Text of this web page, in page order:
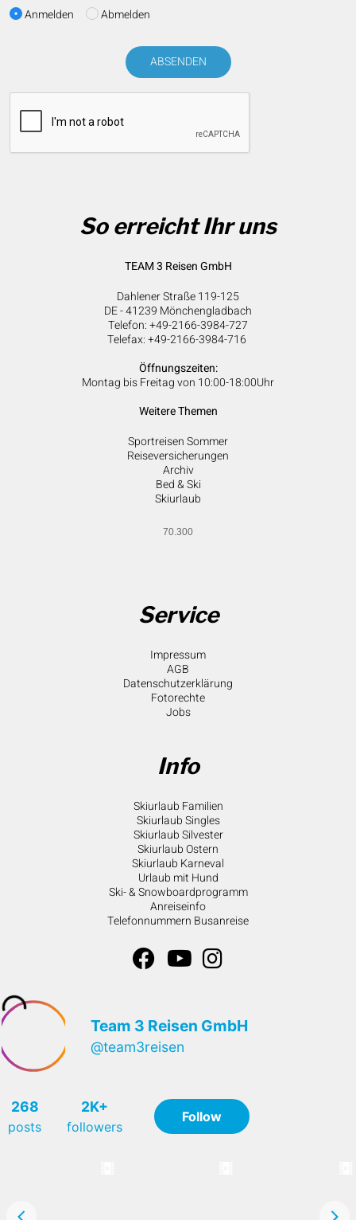
Anmelden Abmelden
ABSENDEN
So erreicht Ihr uns
TEAM 3 Reisen GmbH
Dahlener Straße 119-125
DE - 41239 Mönchengladbach
Telefon: +49-2166-3984-727
Telefax: +49-2166-3984-716
Öffnungszeiten:
Montag bis Freitag von 10:00-18:00Uhr
Weitere Themen
Sportreisen Sommer
Reiseversicherungen
Archiv
Bed & Ski
Skiurlaub
70.300
Service
Impressum
AGB
Datenschutzerklärung
Fotorechte
Jobs
Info
Skiurlaub Familien
Skiurlaub Singles
Skiurlaub Silvester
Skiurlaub Ostern
Skiurlaub Karneval
Urlaub mit Hund
Ski- & Snowboardprogramm
Anreiseinfo
Telefonnummern Busanreise